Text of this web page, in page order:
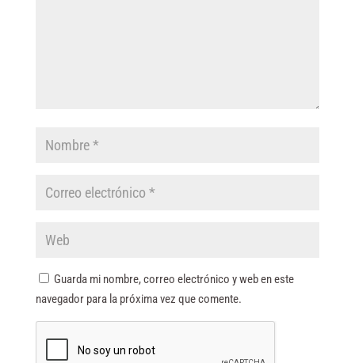
Guarda mi nombre, correo electrónico y web en este
navegador para la próxima vez que comente.